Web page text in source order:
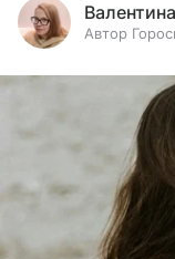
Автор